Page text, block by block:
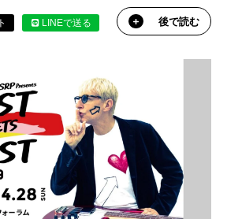
LINEで送る 後で読む